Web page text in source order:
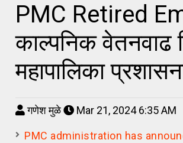
PMC Retired
काल्पनिक वेतनवाढ
महापालिका
गणेश मुळे Mar 21, 2024 6:35 AM
PMC administration has